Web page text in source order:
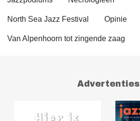
North Sea Jazz Festival Opinie
Van Alpenhoorn tot zingende zaag
Advertenties